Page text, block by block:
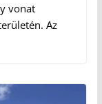
vonat
Az